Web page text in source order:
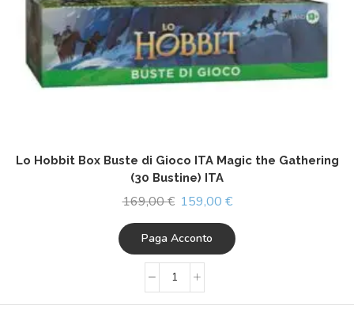
Lo Hobbit Box Buste di Gioco ITA Magic the Gathering
(30 Bustine) ITA
169,00€ 159,00 €
Paga Acconto